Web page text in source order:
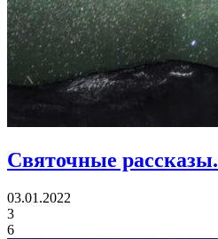
Святочные рассказы.
03.01.2022
3
6